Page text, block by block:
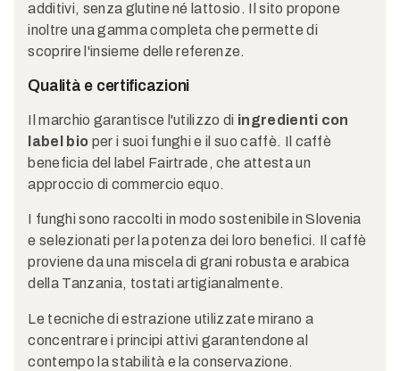
additivi, senza glutine né lattosio. Il sito propone
inoltre una gamma completa che permette di
scoprire l'insieme delle referenze.
Qualità e certificazioni
Il marchio garantisce l'utilizzo di ingredienti con
label bio per i suoi funghi e il suo caffè. Il caffè
beneficia del label Fairtrade, che attesta un
approccio di commercio equo.
I funghi sono raccolti in modo sostenibile in Slovenia
e selezionati per la potenza dei loro benefici. Il caffè
proviene da una miscela di grani robusta e arabica
della Tanzania, tostati artigianalmente.
Le tecniche di estrazione utilizzate mirano a
concentrare i principi attivi garantendone al
contempo la stabilità e la conservazione.